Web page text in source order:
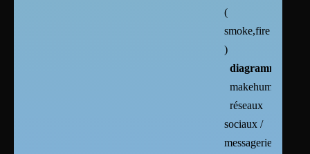
(
smoke,fire
)
diagrammes
makehuman
réseaux
sociaux /
messageries